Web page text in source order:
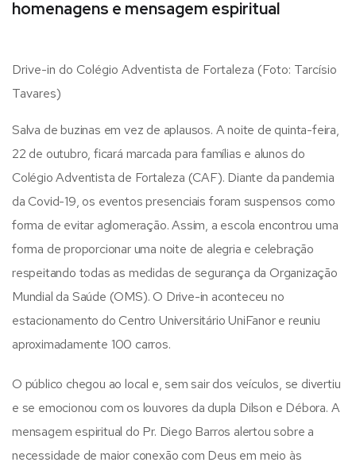
homenagens e mensagem espiritual
Drive-in do Colégio Adventista de Fortaleza (Foto: Tarcísio
Tavares)
Salva de buzinas em vez de aplausos. A noite de quinta-feira,
22 de outubro, ficará marcada para famílias e alunos do
Colégio Adventista de Fortaleza (CAF). Diante da pandemia
da Covid-19, os eventos presenciais foram suspensos como
forma de evitar aglomeração. Assim, a escola encontrou uma
forma de proporcionar uma noite de alegria e celebração
respeitando todas as medidas de segurança da Organização
Mundial da Saúde (OMS). O Drive-in aconteceu no
estacionamento do Centro Universitário UniFanor e reuniu
aproximadamente 100 carros.
O público chegou ao local e, sem sair dos veículos, se divertiu
e se emocionou com os louvores da dupla Dilson e Débora. A
mensagem espiritual do Pr. Diego Barros alertou sobre a
necessidade de maior conexão com Deus em meio às